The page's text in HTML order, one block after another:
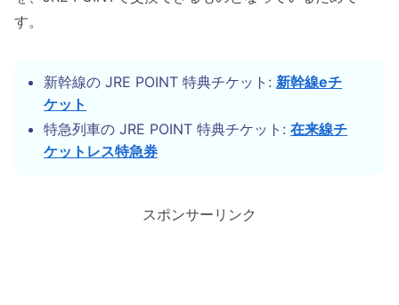
す。
新幹線の JRE POINT 特典チケット:新幹線eチ
ケット
特急列車の JRE POINT 特典チケット:在来線チ
ケットレス特急券
スポンサーリンク